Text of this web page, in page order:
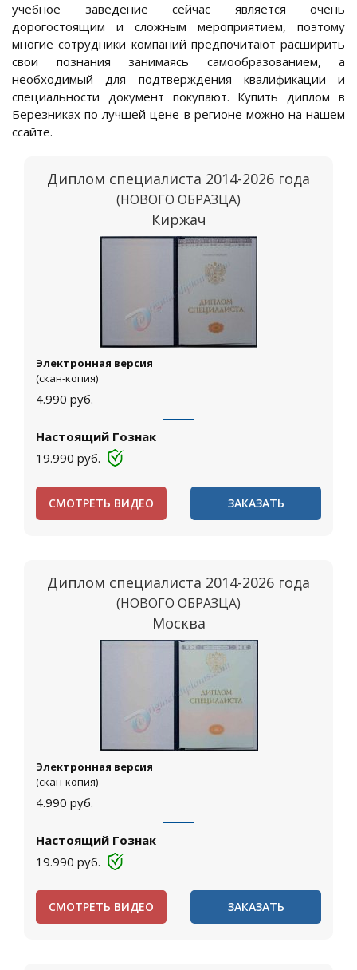
учебное заведение сейчас является очень
дорогостоящим и сложным мероприятием, поэтому
многие сотрудники компаний предпочитают расширить
свои познания занимаясь самообразованием, а
необходимый для подтверждения квалификации и
специальности документ покупают. Купить диплом в
Березниках по лучшей цене в регионе можно на нашем
ссайте.
Диплом специалиста 2014-2026 года
(НОВОГО ОБРАЗЦА)
Киржач
Электронная версия
(скан-копия)
4.990 руб.
Настоящий Гознак
19.990 руб.
СМОТРЕТЬ ВИДЕО ЗАКАЗАТЬ
Диплом специалиста 2014-2026 года
(НОВОГО ОБРАЗЦА)
Москва
Электронная версия
(скан-копия)
4.990 руб.
Настоящий Гознак
19.990 руб.
СМОТРЕТЬ ВИДЕО ЗАКАЗАТЬ